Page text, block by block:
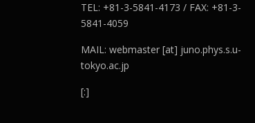
TEL: +81-3-5841-4173 / FAX: +81-3-
5841-4059
MAIL: webmaster [at] juno.phys.s.u-
tokyo.ac.jp
[:]